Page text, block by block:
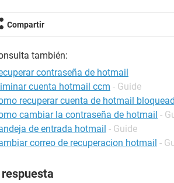
Compartir
también:
contraseña de hotmail
cuenta hotmail ccm - Guide
recuperar cuenta de hotmail
cambiar la contraseña de hotmail -
de entrada hotmail - Guide
correo de recuperacion hotmail -
respuesta